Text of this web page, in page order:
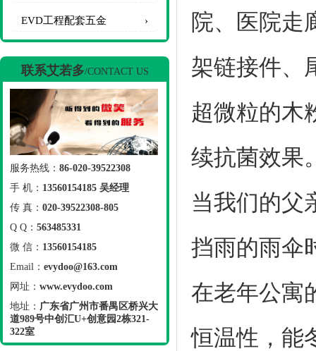
EVD工程配套五金
联系艾若多/CONTACT US
服务热线： 86-020-39522308
手 机： 13560154185 吴经理
传 真： 020-39522308-805
Q Q： 563485331
微 信： 13560154185
Email： evydoo@163.com
网址： www.evydoo.com
地址： 广东省广州市番禺区桥兴大
道989号中创汇U+创意园2栋321-
322室
院、医院走
架链接件、
超微粒的木
续抗菌效果
当我们的父
挡雨的雨伞
在老年公寓
恒温性，能